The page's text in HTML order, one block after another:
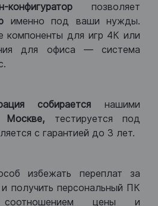
конфигураторпозволяет
именно под ваши нужды.
компоненты для игр 4К или
для офиса — система
собираетсянашими
Москве, тестируется под
с гарантией до 3 лет.
избежать переплат за
получить персональный ПК
цены и